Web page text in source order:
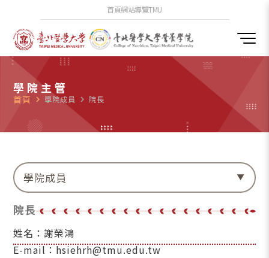
首頁網站導覽TMU
學院主管
首頁 navigate_next 學院成員 navigate_next 院長
學院成員
院長
姓名：謝榮鴻
E-mail：hsiehrh@tmu.edu.tw